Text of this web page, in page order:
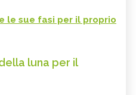
le sue fasi per il proprio
luna per il